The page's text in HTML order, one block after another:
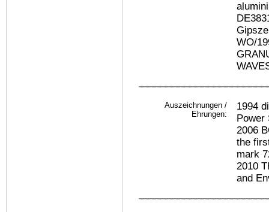
WO/
Auszeichnungen /
Ehrungen:
1994
Power
2006
the
mark
2010
and